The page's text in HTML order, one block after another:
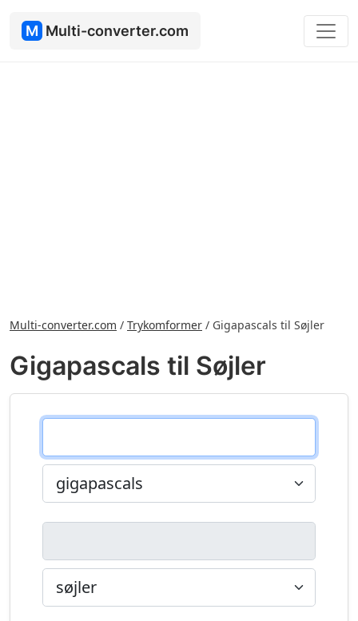
M Multi-converter.com
Multi-converter.com / Trykomformer / Gigapascals til Søjler
Gigapascals til Søjler